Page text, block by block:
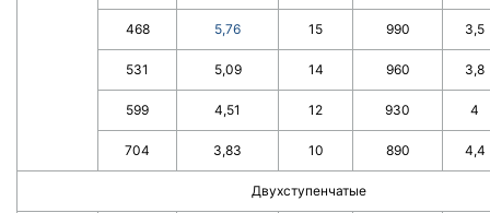
468 5,76 15 990 3,5
531 5,09 14 960 3,8
599 4,51 12 930 4
704 3,83 10 890 4,4
Двухступенчатые